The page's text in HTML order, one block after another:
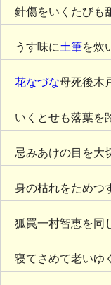
針傷をいくたびも
うす味に土筆を炊
花なづな母死後木
いくとせも落葉を
忌みあけの目を大
身の枯れをためつ
狐罠一村智恵を同
寝てさめて老いゆ